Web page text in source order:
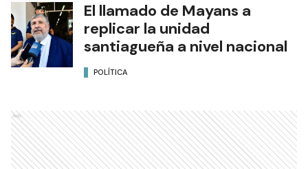
El llamado de Mayans a
replicar la unidad
santiagueña a nivel nacional
POLÍTICA
Ads